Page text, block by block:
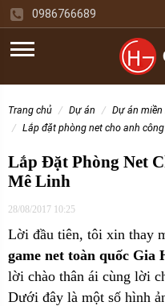
0986766689
trang chủ dự án dự án
lắp đặt phòng net cho anh
Lắp Đặt Phòng Net
Mê Linh
28/08/2017 10:25
Lời đầu tiên, tôi xin thay
game net toàn quốc Gia
lời chào thân ái cùng lời
Dưới đây là một số hình